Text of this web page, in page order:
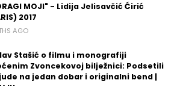
MOJI" - Lidija Jelisavčić Ćirić
2017
AGO
Stašić o filmu i monografiji
Zvoncekovoj bilježnici: Podsetili
na jedan dobar i originalni bend |